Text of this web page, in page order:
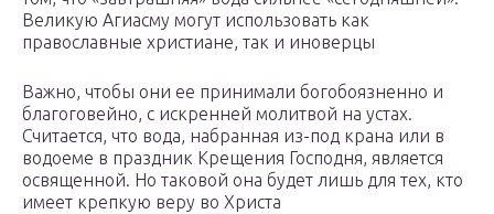
Великую Агиасму могут использовать как
православные христиане, так и иноверцы
Важно, чтобы они ее принимали богобоязненно и
благоговейно, с искренней молитвой на устах.
Считается, что вода, набранная из-под крана или в
водоеме в праздник Крещения Господня, является
освященной. Но таковой она будет лишь для тех, кто
имеет крепкую веру во Христа